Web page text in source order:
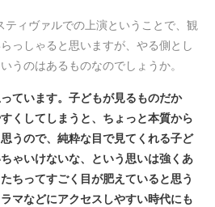
ィヴァルでの上演ということで、観
っしゃると思いますが、やる側とし
うのはあるものなのでしょうか。
ています。子どもが見るものだか
くしてしまうと、ちょっと本質から
うので、純粋な目で見てくれる子ど
ゃいけないな、という思いは強くあ
ちってすごく目が肥えていると思う
マなどにアクセスしやすい時代にも